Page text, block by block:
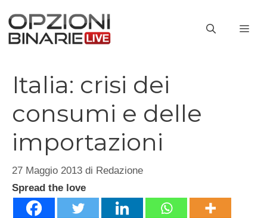
contenuto
Italia: crisi dei
consumi e delle
importazioni
27 Maggio 2013 di Redazione
Spread the love